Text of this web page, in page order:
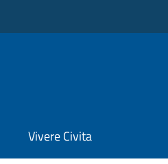
Vivere Civita